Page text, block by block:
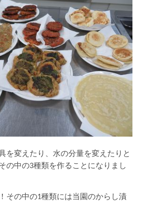
を変えたり、水の分量を変えたりと
の中の3種類を作ることになりまし
その中の1種類には当園のからし漬